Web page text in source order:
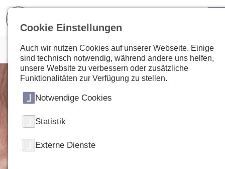
Cookie Einstellungen
Auch wir nutzen Cookies auf unserer Webseite. Einige
sind technisch notwendig, während andere uns helfen,
unsere Website zu verbessern oder zusätzliche
Funktionalitäten zur Verfügung zu stellen.
Notwendige Cookies
Statistik
Externe Dienste